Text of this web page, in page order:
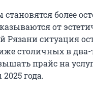
более
от
ситуация
столичных в
прайс на
года.